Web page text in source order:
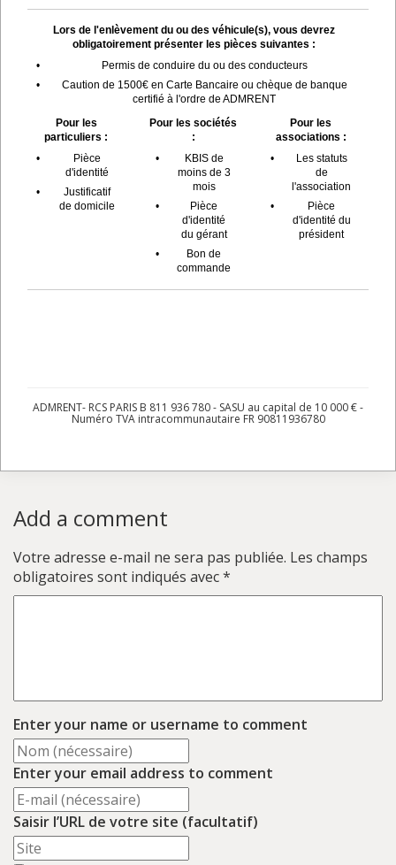
Lors de l'enlèvement du ou des véhicule(s), vous devrez
obligatoirement présenter les pièces suivantes :
•
Permis de conduire du ou des conducteurs
•
Caution de 1500€ en Carte Bancaire ou chèque de banque
certifié à l'ordre de ADMRENT
Pour les
particuliers :
•
Pièce
d'identité
•
Justificatif
de domicile
Pour les sociétés
:
•
KBIS de
moins de 3
mois
•
Pièce
d'identité
du gérant
•
Bon de
commande
Pour les
associations :
•
Les statuts
de
l'association
•
Pièce
d'identité du
président
ADMRENT- RCS PARIS B 811 936 780 - SASU au capital de 10 000 € -
Numéro TVA intracommunautaire FR 90811936780
Add a comment
Votre adresse e-mail ne sera pas publiée. Les champs
obligatoires sont indiqués avec*
Enter your name or username to comment
Enter your email address to comment
Saisir l’URL de votre site (facultatif)